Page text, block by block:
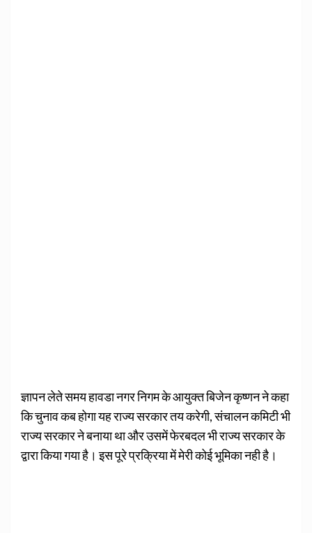
ज्ञापन लेते समय हावडा नगर निगम के आयुक्त बिजेन कृष्णन ने कहा
कि चुनाव कब होगा यह राज्य सरकार तय करेगी, संचालन कमिटी भी
राज्य सरकार ने बनाया था और उसमें फेरबदल भी राज्य सरकार के
द्वारा किया गया है। इस पूरे प्रक्रिया में मेरी कोई भूमिका नही है।